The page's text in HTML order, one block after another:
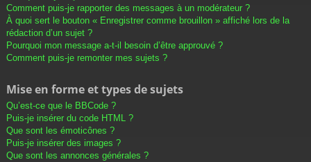
Comment puis-je rapporter des messages à un modérateur ?
À quoi sert le bouton « Enregistrer comme brouillon » affiché lors de la
rédaction d’un sujet ?
Pourquoi mon message a-t-il besoin d’être approuvé ?
Comment puis-je remonter mes sujets ?
Mise en forme et types de sujets
Qu’est-ce que le BBCode ?
Puis-je insérer du code HTML ?
Que sont les émoticônes ?
Puis-je insérer des images ?
Que sont les annonces générales ?